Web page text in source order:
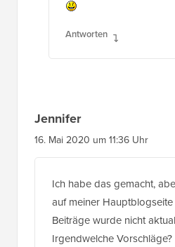
Antworten
Jennifer
16. Mai 2020 um 11:36 Uhr
Ich habe das gemacht,
auf meiner
Beiträge wurde nicht
Irgendwelche Vorschläge?